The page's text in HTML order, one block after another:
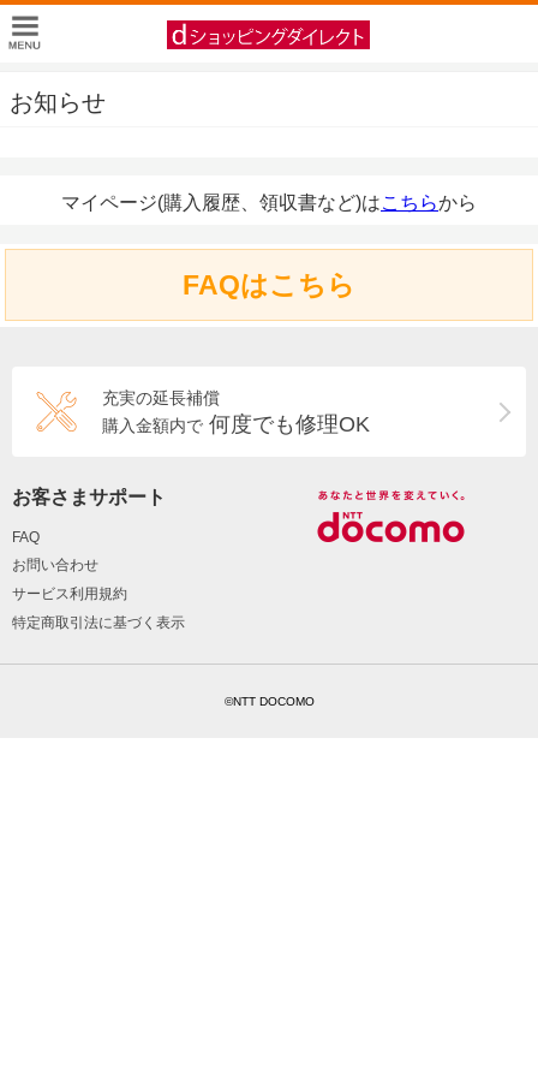
お知らせ
マイページ(購入履歴、領収書など)はこちらから
FAQはこちら
充実の延長補償
購入金額内で 何度でも修理OK
お客さまサポート
FAQ
お問い合わせ
サービス利用規約
特定商取引法に基づく表示
©NTT DOCOMO